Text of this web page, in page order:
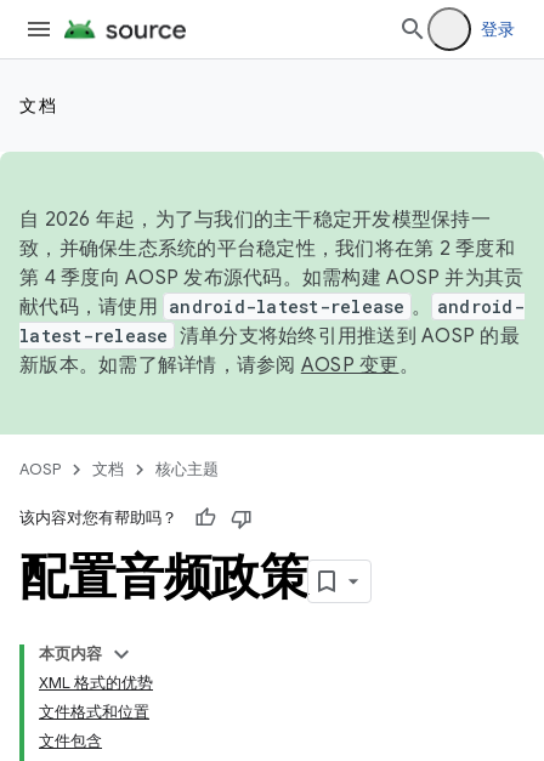
登录
文档
自 2026 年起，为了与我们的主干稳定开发模型保持一
致，并确保生态系统的平台稳定性，我们将在第 2 季度和
第 4 季度向 AOSP 发布源代码。如需构建 AOSP 并为其贡
献代码，请使用 android-latest-release 。
android-
latest-release 清单分支将始终引用推送到 AOSP 的最
新版本。如需了解详情，请参阅 AOSP 变更。
AOSP 文档 核心主题
该内容对您有帮助吗？
配置音频政策
本页内容
XML 格式的优势
文件格式和位置
文件包含